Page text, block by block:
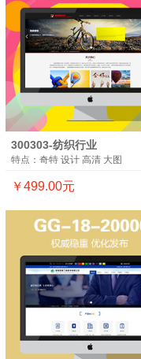
300303-纺织行业
特点：奇特 设计 高清 大图
￥499.00元